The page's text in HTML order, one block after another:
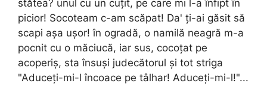
stătea? unul cu un cuțit, pe care mi l-a înfipt în
picior! Socoteam c-am scăpat! Da' ți-ai găsit să
scapi așa ușor! în ogradă, o namilă neagră m-a
pocnit cu o măciucă, iar sus, cocoțat pe
acoperiș, sta însuși judecătorul și tot striga
"Aduceți-mi-l încoace pe tâlhar! Aduceți-mi-l!"...